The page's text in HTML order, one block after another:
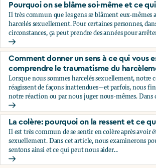
Pourquoi on se blâme soi-même et ce
Il très commun que les gens se blâment eux-mêmes
harcelés sexuellement. Pour certaines personnes,
circonstances, ça peut prendre des années pour
Pourquoi on se blâme soi-même et ce
Comment donner un sens à ce qui vous
comprendre le traumatisme du
Lorsque nous sommes harcelés sexuellement, notre
réagissent de façons inattendues—et parfois, nous
notre réaction ou par nous juger nous-mêmes. Dans
Comment donner un sens à ce qui
La colère: pourquoi on la ressent et ce
Il est très commun de se sentir en colère après avoir
sexuellement. Dans cet article, nous examinerons
sentons ainsi et ce qui peut nous aider...
La colère: pourquoi on la ressent et ce